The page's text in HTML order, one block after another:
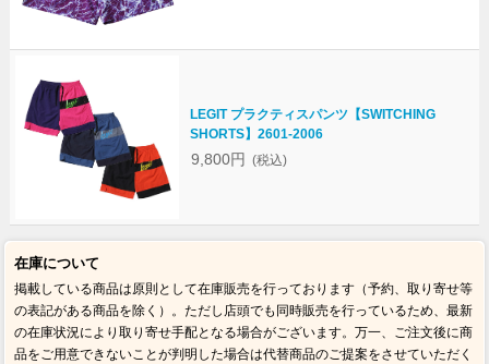
LEGIT プラクティスパンツ【SWITCHING
SHORTS】2601-2006
9,800円 (税込)
在庫について
掲載している商品は原則として在庫販売を行っております（予約、取り寄せ等
の表記がある商品を除く）。ただし店頭でも同時販売を行っているため、最新
の在庫状況により取り寄せ手配となる場合がございます。万一、ご注文後に商
品をご用意できないことが判明した場合は代替商品のご提案をさせていただく